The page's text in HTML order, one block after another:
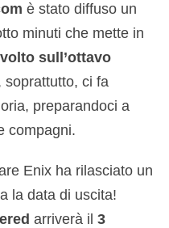
è stato diffuso un
minuti che mette in
sull’ottavo
soprattutto, ci fa
preparandoci a
compagni.
Enix ha rilasciato un
la data di uscita!
arriverà il 3